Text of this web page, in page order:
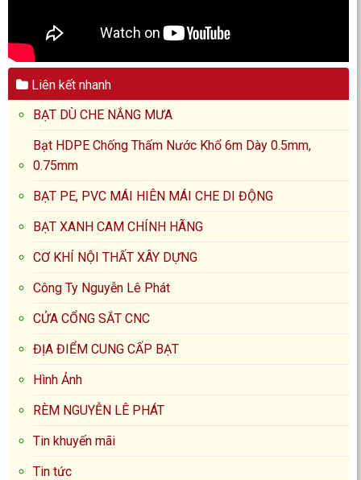
Liên kết nhanh
BẠT DÙ CHE NẮNG MƯA
Bạt HDPE Chống Thấm Nước Khổ 6m Dày 0.5mm,
0.75mm
BẠT PE, PVC MÁI HIÊN MÁI CHE DI ĐỘNG
BẠT XANH CAM CHÍNH HÃNG
CƠ KHÍ NỘI THẤT XÂY DỰNG
Công Ty Nguyễn Lê Phát
CỬA CỔNG SẮT CNC
ĐỊA ĐIỂM CUNG CẤP BẠT
Hình Ảnh
RÈM NGUYỄN LÊ PHÁT
Tin khuyến mãi
Tin tức